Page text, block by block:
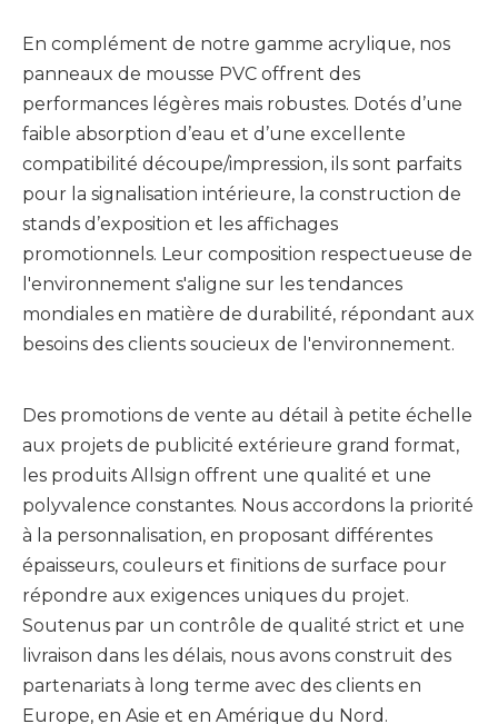
En complément de notre gamme acrylique, nos
panneaux de mousse PVC offrent des
performances légères mais robustes. Dotés d’une
faible absorption d’eau et d’une excellente
compatibilité découpe/impression, ils sont parfaits
pour la signalisation intérieure, la construction de
stands d’exposition et les affichages
promotionnels. Leur composition respectueuse de
l'environnement s'aligne sur les tendances
mondiales en matière de durabilité, répondant aux
besoins des clients soucieux de l'environnement.
Des promotions de vente au détail à petite échelle
aux projets de publicité extérieure grand format,
les produits Allsign offrent une qualité et une
polyvalence constantes. Nous accordons la priorité
à la personnalisation, en proposant différentes
épaisseurs, couleurs et finitions de surface pour
répondre aux exigences uniques du projet.
Soutenus par un contrôle de qualité strict et une
livraison dans les délais, nous avons construit des
partenariats à long terme avec des clients en
Europe, en Asie et en Amérique du Nord.